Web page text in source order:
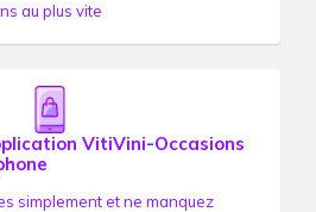
au plus vite
VitiVini-Occasions
simplement et ne manquez